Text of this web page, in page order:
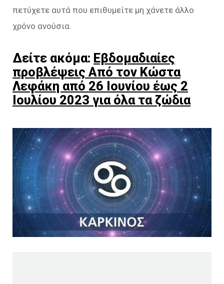
πετύχετε αυτά που επιθυμείτε μη χάνετε άλλο
χρόνο ανούσια.
Δείτε ακόμα: Εβδομαδιαίες
προβλέψεις Από τον Κώστα
Λεφάκη από 26 Ιουνίου έως 2
Ιουλίου 2023 για όλα τα ζώδια